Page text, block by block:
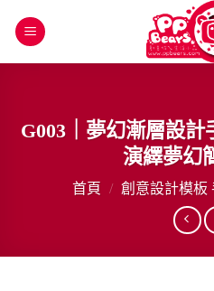
G003｜夢幻漸層設
演繹夢幻
首頁 / 創意設計模板